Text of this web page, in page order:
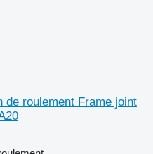
de roulement Frame joint